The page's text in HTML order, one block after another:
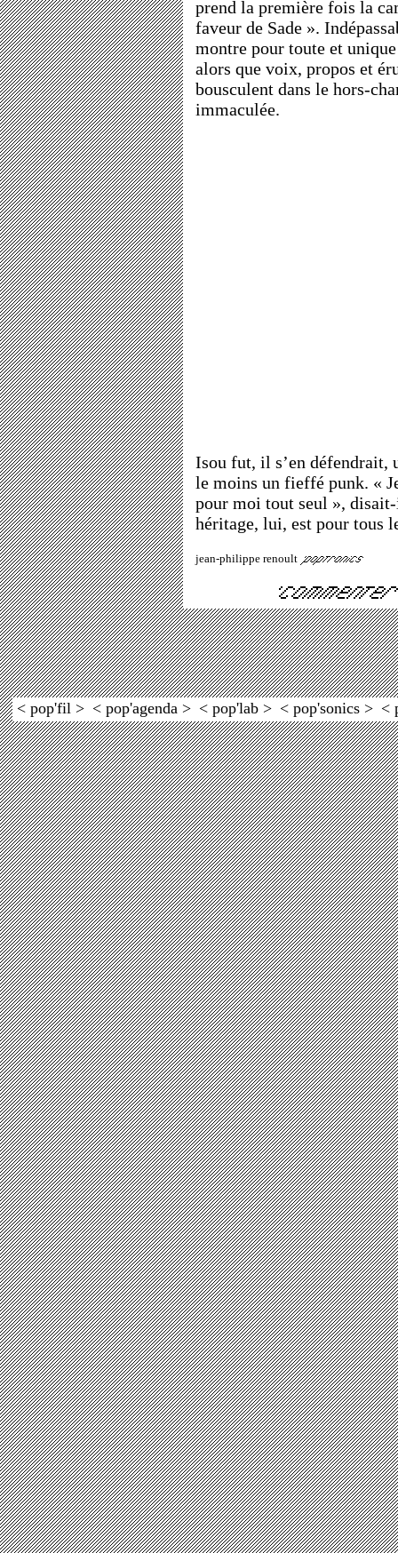
prend la première fois la
faveur de Sade ».
montre pour toute et
alors que voix, propos et
bousculent dans le hors-
immaculée.
Isou fut, il s’en défendrait,
le moins un fieffé punk. «
pour moi tout seul »,
héritage, lui, est pour tous
jean-philippe renoult
< pop'fil > < pop'agenda > < pop'lab > < pop'sonics > <